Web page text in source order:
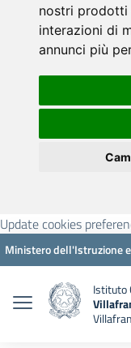
nostri prodotti
interazioni di
annunci più
Update cookies
Ministero dell'Istruzione
Istituto